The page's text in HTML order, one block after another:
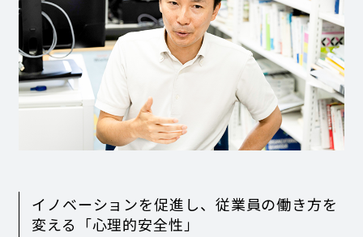
イノベーションを促進し、従業員の働き方を
変える「心理的安全性」